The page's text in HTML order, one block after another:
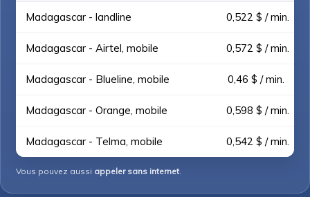
Madagascar - landline 0,522 $ / min.
Madagascar - Airtel, mobile 0,572 $ / min.
Madagascar - Blueline, mobile 0,46 $ / min.
Madagascar - Orange, mobile 0,598 $ / min.
Madagascar - Telma, mobile 0,542 $ / min.
Vous pouvez aussi appeler sans internet.